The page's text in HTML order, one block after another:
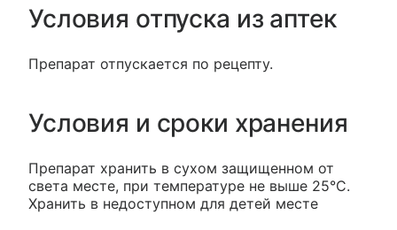
Условия отпуска из аптек
Препарат отпускается по рецепту.
Условия и сроки хранения
Препарат хранить в сухом защищенном от
света месте, при температуре не выше 25°С.
Хранить в недоступном для детей месте